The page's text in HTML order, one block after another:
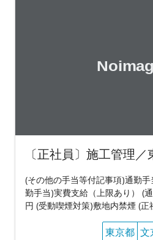
〔正社員〕施工管理
(その他の手当等付記事項)通勤
勤手当)実費支給（上限あり） (
円 (受動喫煙対策)敷地内禁煙 (正
東京都 文